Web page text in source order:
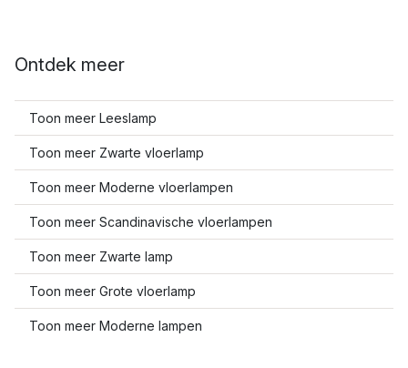
Ontdek meer
Toon meer Leeslamp
Toon meer Zwarte vloerlamp
Toon meer Moderne vloerlampen
Toon meer Scandinavische vloerlampen
Toon meer Zwarte lamp
Toon meer Grote vloerlamp
Toon meer Moderne lampen